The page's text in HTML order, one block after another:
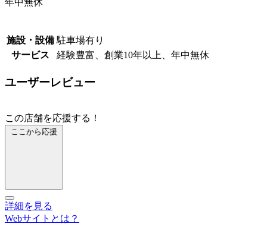
年中無休
施設・設備 駐車場有り
サービス
経験豊富、創業10年以上、年中無休
ユーザーレビュー
この店舗を応援する！
ここから応援
詳細を見る
Webサイトとは？